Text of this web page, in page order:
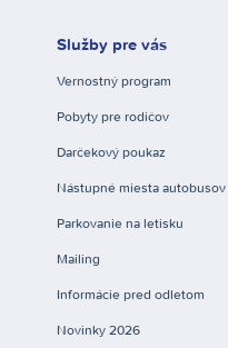
Služby pre vás
Vernostný program
Pobyty pre rodičov
Darčekový poukaz
Nástupné miesta autobusov
Parkovanie na letisku
Mailing
Informácie pred odletom
Novinky 2026